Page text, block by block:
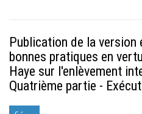
Publication de la version
bonnes pratiques en
Haye sur l'enlèvement
Quatrième partie -